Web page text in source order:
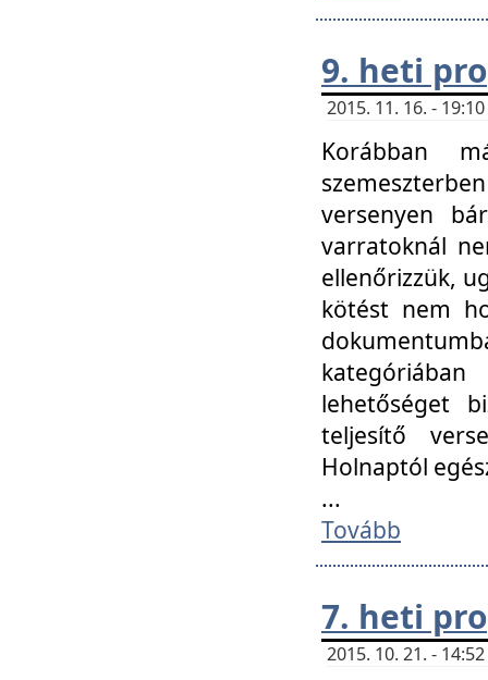
9. heti
2015. 11. 16. -
Korábban
versenyen
varratoknál
ellenőrizzük,
kötést nem
lehetőséget
teljesítő
Holnaptól
...
Tovább
7. heti
2015. 10. 21. -